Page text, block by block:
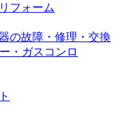
フォーム
の故障・修理・交換
・ガスコンロ